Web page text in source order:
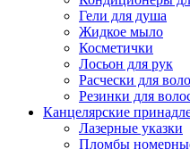
Гели для душа
Жидкое мыло
Косметички
Лосьон для рук
Расчески для
Резинки для
Канцелярские
Лазерные указки
Пломбы